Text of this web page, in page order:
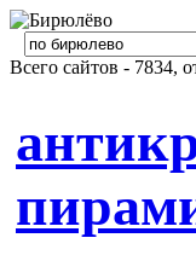
Всего сайтов - 7834,